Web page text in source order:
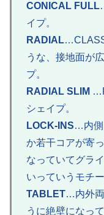
CONICAL FULL
イプ。
RADIAL
うな、接地面が
プ。
RADIAL SLIM
シェイプ。
LOCK-INS…内側
か若干コアが寄
なっていてグラ
いっていうモチ
TABLET…内外
うに絶壁になっ